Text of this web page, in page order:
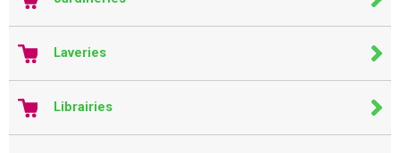
Laveries
Librairies